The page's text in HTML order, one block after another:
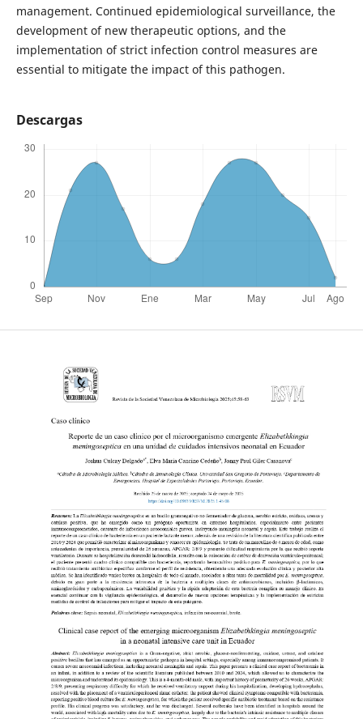
management. Continued epidemiological surveillance, the
development of new therapeutic options, and the
implementation of strict infection control measures are
essential to mitigate the impact of this pathogen.
Descargas